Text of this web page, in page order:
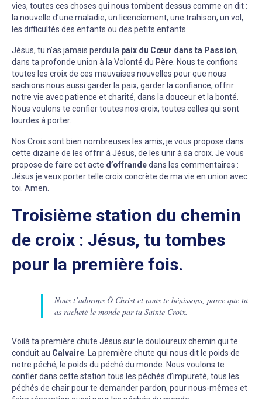
vies, toutes ces choses qui nous tombent dessus comme on dit :
la nouvelle d’une maladie, un licenciement, une trahison, un vol,
les difficultés des enfants ou des petits enfants.
Jésus, tu n’as jamais perdu la paix du Cœur dans ta Passion,
dans ta profonde union à la Volonté du Père. Nous te confions
toutes les croix de ces mauvaises nouvelles pour que nous
sachions nous aussi garder la paix, garder la confiance, offrir
notre vie avec patience et charité, dans la douceur et la bonté.
Nous voulons te confier toutes nos croix, toutes celles qui sont
lourdes à porter.
Nos Croix sont bien nombreuses les amis, je vous propose dans
cette dizaine de les offrir à Jésus, de les unir à sa croix. Je vous
propose de faire cet acte d’offrandedans les commentaires :
Jésus je veux porter telle croix concrète de ma vie en union avec
toi. Amen.
Troisième station du chemin
de croix : Jésus, tu tombes
pour la première fois.
Nous t’adorons Ô Christ et nous te bénissons, parce que tu
as racheté le monde par ta Sainte Croix.
Voilà ta première chute Jésus sur le douloureux chemin qui te
conduit au Calvaire. La première chute qui nous dit le poids de
notre péché, le poids du péché du monde. Nous voulons te
confier dans cette station tous les péchés d’impureté, tous les
péchés de chair pour te demander pardon, pour nous-mêmes et